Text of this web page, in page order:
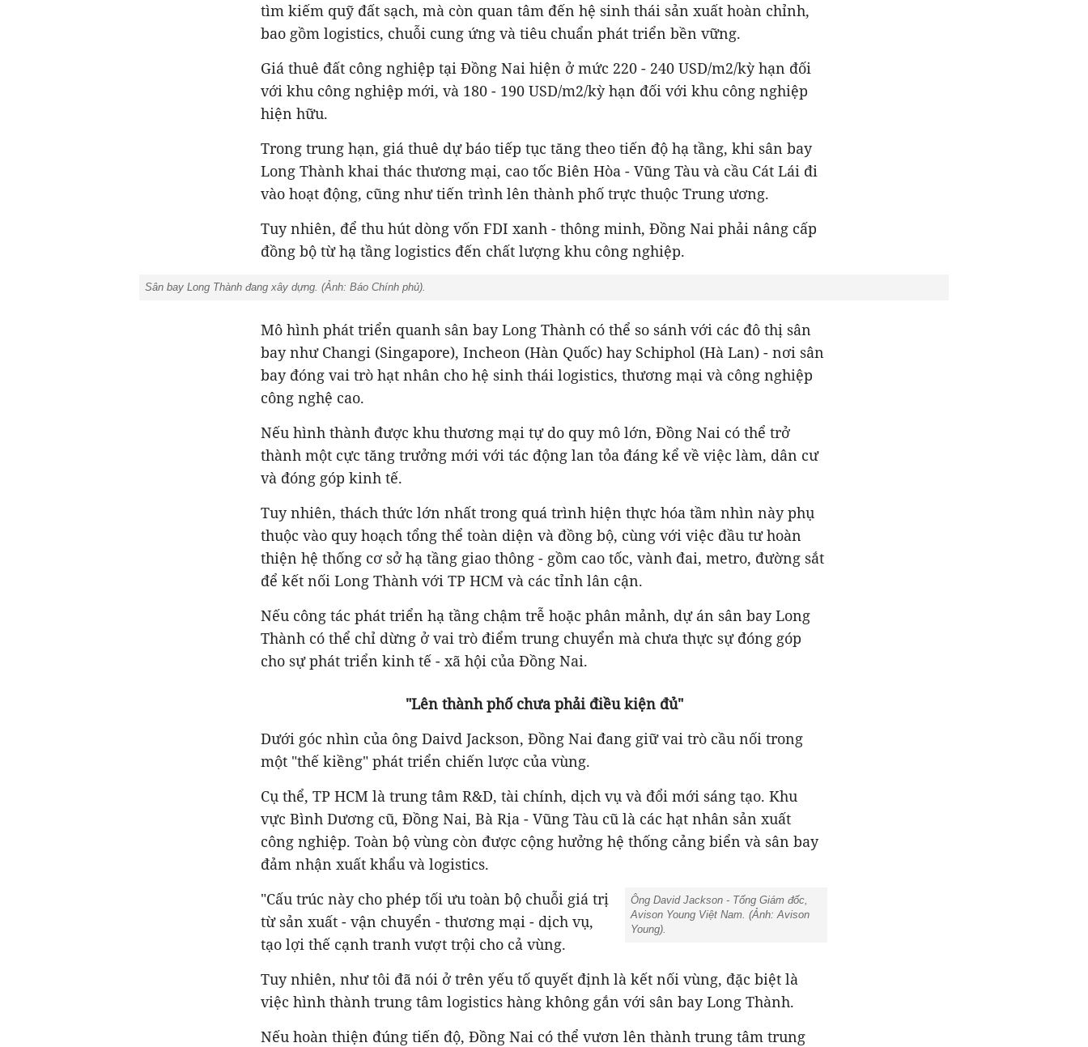
tìm kiếm quỹ đất sạch, mà còn quan tâm đến hệ sinh thái sản xuất hoàn chỉnh,
bao gồm logistics, chuỗi cung ứng và tiêu chuẩn phát triển bền vững.
Giá thuê đất công nghiệp tại Đồng Nai hiện ở mức 220 - 240 USD/m2/kỳ hạn đối
với khu công nghiệp mới, và 180 - 190 USD/m2/kỳ hạn đối với khu công nghiệp
hiện hữu.
Trong trung hạn, giá thuê dự báo tiếp tục tăng theo tiến độ hạ tầng, khi sân bay
Long Thành khai thác thương mại, cao tốc Biên Hòa - Vũng Tàu và cầu Cát Lái đi
vào hoạt động, cũng như tiến trình lên thành phố trực thuộc Trung ương.
Tuy nhiên, để thu hút dòng vốn FDI xanh - thông minh, Đồng Nai phải nâng cấp
đồng bộ từ hạ tầng logistics đến chất lượng khu công nghiệp.
Sân bay Long Thành đang xây dựng. (Ảnh: Báo Chính phủ).
Mô hình phát triển quanh sân bay Long Thành có thể so sánh với các đô thị sân
bay như Changi (Singapore), Incheon (Hàn Quốc) hay Schiphol (Hà Lan) - nơi sân
bay đóng vai trò hạt nhân cho hệ sinh thái logistics, thương mại và công nghiệp
công nghệ cao.
Nếu hình thành được khu thương mại tự do quy mô lớn, Đồng Nai có thể trở
thành một cực tăng trưởng mới với tác động lan tỏa đáng kể về việc làm, dân cư
và đóng góp kinh tế.
Tuy nhiên, thách thức lớn nhất trong quá trình hiện thực hóa tầm nhìn này phụ
thuộc vào quy hoạch tổng thể toàn diện và đồng bộ, cùng với việc đầu tư hoàn
thiện hệ thống cơ sở hạ tầng giao thông - gồm cao tốc, vành đai, metro, đường sắt
để kết nối Long Thành với TP HCM và các tỉnh lân cận.
Nếu công tác phát triển hạ tầng chậm trễ hoặc phân mảnh, dự án sân bay Long
Thành có thể chỉ dừng ở vai trò điểm trung chuyển mà chưa thực sự đóng góp
cho sự phát triển kinh tế - xã hội của Đồng Nai.
"Lên thành phố chưa phải điều kiện đủ"
Dưới góc nhìn của ông Daivd Jackson, Đồng Nai đang giữ vai trò cầu nối trong
một "thế kiềng" phát triển chiến lược của vùng.
Cụ thể, TP HCM là trung tâm R&D, tài chính, dịch vụ và đổi mới sáng tạo. Khu
vực Bình Dương cũ, Đồng Nai, Bà Rịa - Vũng Tàu cũ là các hạt nhân sản xuất
công nghiệp. Toàn bộ vùng còn được cộng hưởng hệ thống cảng biển và sân bay
đảm nhận xuất khẩu và logistics.
Ông David Jackson - Tổng Giám đốc,
Avison Young Việt Nam. (Ảnh: Avison
Young).
"Cấu trúc này cho phép tối ưu toàn bộ chuỗi giá trị
từ sản xuất - vận chuyển - thương mại - dịch vụ,
tạo lợi thế cạnh tranh vượt trội cho cả vùng.
Tuy nhiên, như tôi đã nói ở trên yếu tố quyết định là kết nối vùng, đặc biệt là
việc hình thành trung tâm logistics hàng không gắn với sân bay Long Thành.
Nếu hoàn thiện đúng tiến độ, Đồng Nai có thể vươn lên thành trung tâm trung